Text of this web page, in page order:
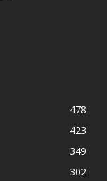
478
423
349
302